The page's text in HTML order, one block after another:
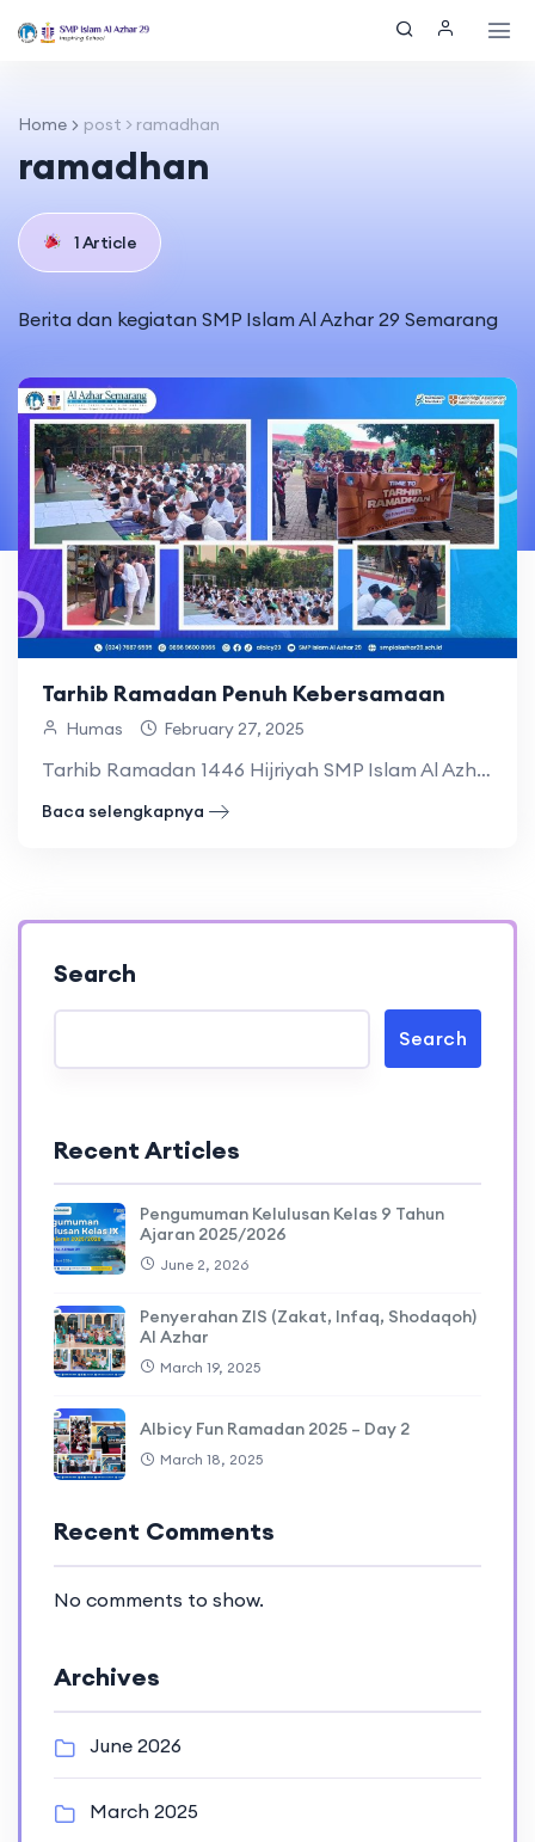
Home post > ramadhan
ramadhan
1 Article
Berita dan kegiatan SMP Islam Al Azhar 29 Semarang
Tarhib Ramadan Penuh Kebersamaan
Humas February 27, 2025
Tarhib Ramadan 1446 Hijriyah SMP Islam Al Azhar 29
Baca selengkapnya
Search
Search
Recent Articles
Pengumuman Kelulusan Kelas 9 Tahun
Ajaran 2025/2026
June 2, 2026
Penyerahan ZIS (Zakat, Infaq, Shodaqoh)
Al Azhar
March 19, 2025
Albicy Fun Ramadan 2025 – Day 2
March 18, 2025
Recent Comments
No comments to show.
Archives
June 2026
March 2025